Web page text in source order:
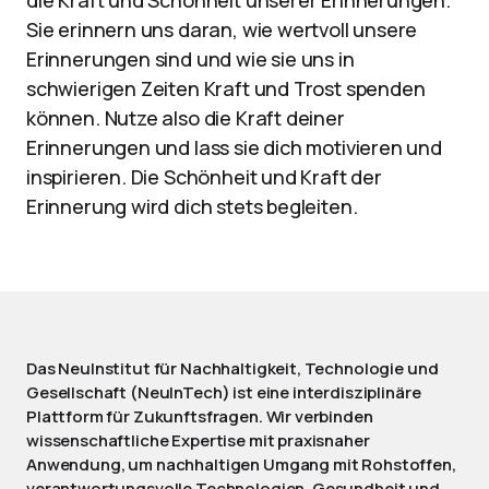
Sie erinnern uns daran, wie wertvoll unsere
Erinnerungen sind und wie sie uns in
schwierigen Zeiten Kraft und Trost spenden
können. Nutze also die Kraft deiner
Erinnerungen und lass sie dich motivieren und
inspirieren. Die Schönheit und Kraft der
Erinnerung wird dich stets begleiten.
Das NeuInstitut für Nachhaltigkeit, Technologie und
Gesellschaft (NeuInTech) ist eine interdisziplinäre
Plattform für Zukunftsfragen. Wir verbinden
wissenschaftliche Expertise mit praxisnaher
Anwendung, um nachhaltigen Umgang mit Rohstoffen,